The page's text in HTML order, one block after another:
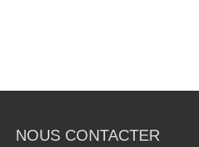
NOUS CONTACTER